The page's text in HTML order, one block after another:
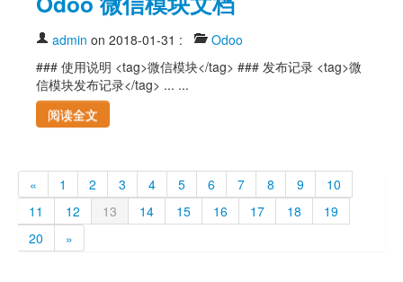
admin on 2018-01-31 :
Odoo
### 使用说明 <tag>微信模块</tag> ### 发布记录 <tag>微
信模块发布记录</tag> ... ...
阅读全文
« 1 2 3 4 5 6 7 8 9
10
11
12 13 14 15 16 17 18
19
20
»